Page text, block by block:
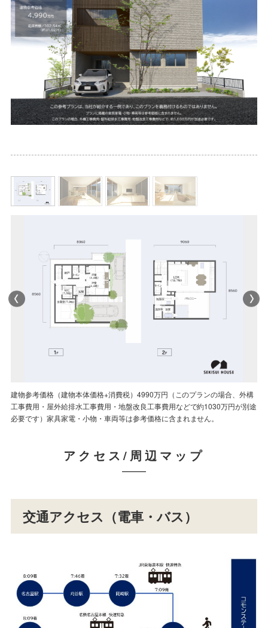
建物参考価格（建物本体価格+消費税）4990万円（このプランの場合、外構
工事費用・屋外給排水工事費用・地盤改良工事費用などで約1030万円が別途
必要です）家具家電・小物・車両等は参考価格に含まれません。
建物参考価格（建物本体価格+消費税）4990万円（このプランの場合、外構
工事費用・屋外給排水工事費用・地盤改良工事費用などで約1030万円が別途
必要です）家具家電・小物・車両等は参考価格に含まれません。
アクセス/周辺マップ
交通アクセス（電車・バス）